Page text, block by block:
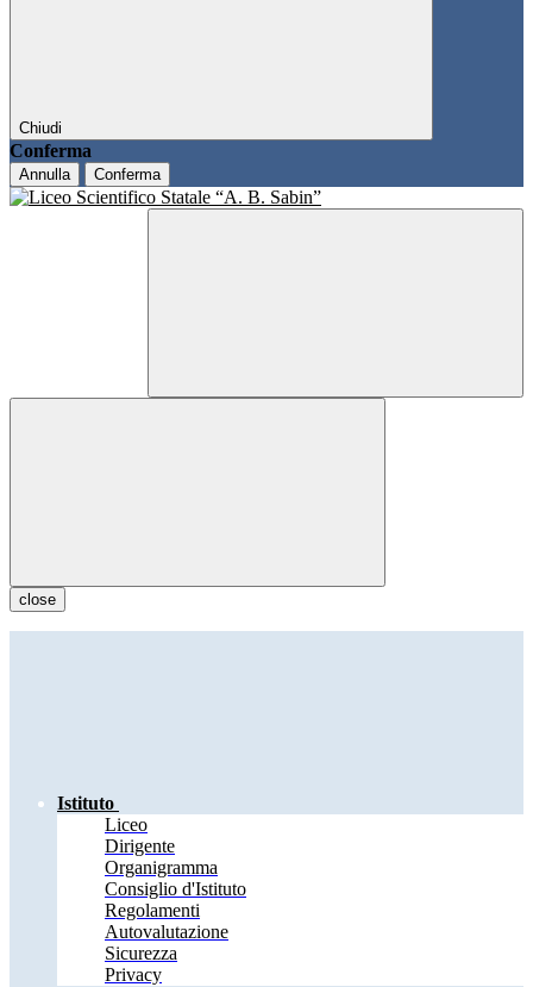
Chiudi
Conferma
Annulla Conferma
close
Istituto
Liceo
Dirigente
Organigramma
Consiglio d'Istituto
Regolamenti
Autovalutazione
Sicurezza
Privacy